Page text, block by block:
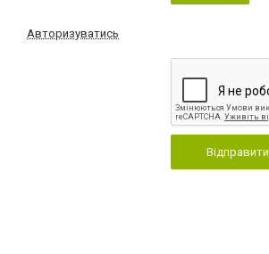
Авторизуватись
Відправити